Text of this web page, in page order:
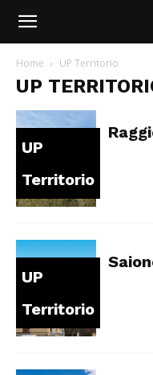
Home UP Territorio
UP
UP
Territorio
UP
Territorio